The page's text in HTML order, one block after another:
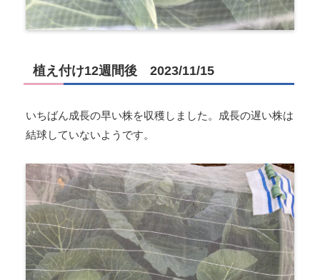
植え付け12週間後 2023/11/15
いちばん成長の早い株を収穫しました。成長の遅い株は
結球していないようです。